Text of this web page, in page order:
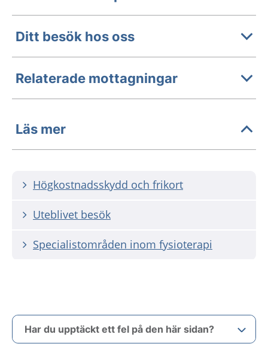
Ditt besök hos oss
Relaterade mottagningar
Läs mer
Högkostnadsskydd och frikort
Uteblivet besök
Specialistområden inom fysioterapi
Har du upptäckt ett fel på den här sidan?